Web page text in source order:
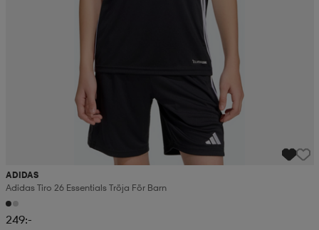
ADIDAS
Adidas Tiro 26 Essentials Tröja För Barn
249:-